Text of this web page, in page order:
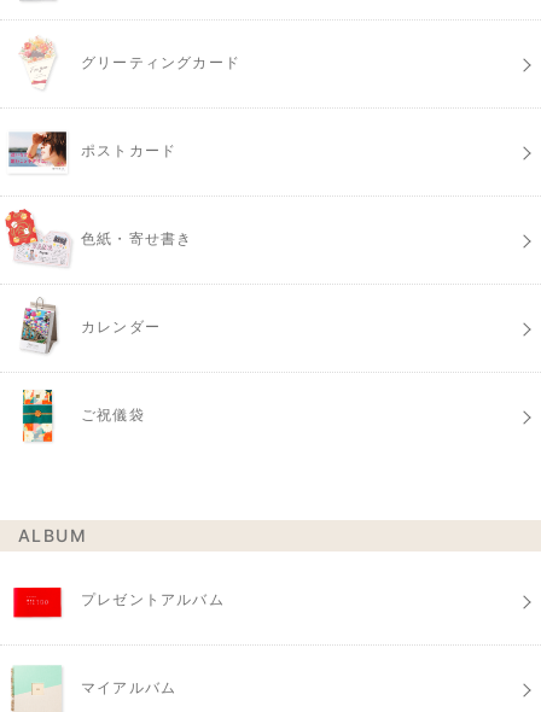
グリーティングカード
ポストカード
色紙・寄せ書き
カレンダー
ご祝儀袋
ALBUM
プレゼントアルバム
マイアルバム